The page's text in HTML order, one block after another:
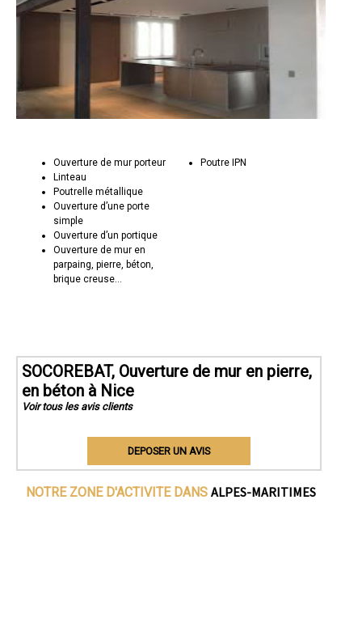
Ouverture de mur porteur
Linteau
Poutrelle métallique
Ouverture d’une porte
simple
Ouverture d’un portique
Ouverture de mur en
parpaing, pierre, béton,
brique creuse...
Poutre IPN
SOCOREBAT, Ouverture de mur en pierre,
en béton à Nice
Voir tous les avis clients
DEPOSER UN AVIS
NOTRE ZONE D'ACTIVITE DANSALPES-MARITIMES